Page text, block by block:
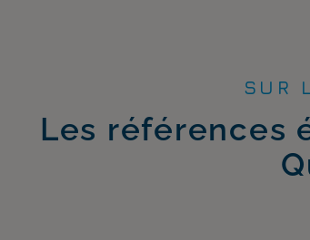
SUR
Les références